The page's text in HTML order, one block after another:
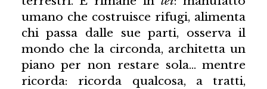
umano che costruisce rifugi, alimenta
chi passa dalle sue parti, osserva il
mondo che la circonda, architetta un
piano per non restare sola… mentre
ricorda: ricorda qualcosa, a tratti,